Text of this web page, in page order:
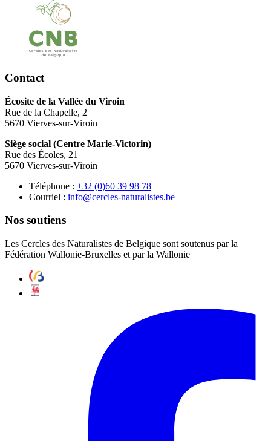
Contact
Écosite de la Vallée du Viroin
Rue de la Chapelle, 2
5670 Vierves-sur-Viroin
Siège social (Centre Marie-Victorin)
Rue des Écoles, 21
5670 Vierves-sur-Viroin
Téléphone : 87 89 93 06(0) 23+
Courriel : eb.setsilarutan-selcrec@ofni
Nos soutiens
Les Cercles des Naturalistes de Belgique sont soutenus par la
Fédération Wallonie-Bruxelles et par la Wallonie